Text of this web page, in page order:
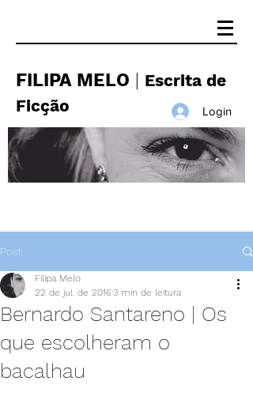
FILIPA MELO
Escrita de
Ficção
Login
Post
Bernardo Santareno | Os
que escolheram o
bacalhau
Filipa Melo
22 de jul. de 2016 3 min de leitura